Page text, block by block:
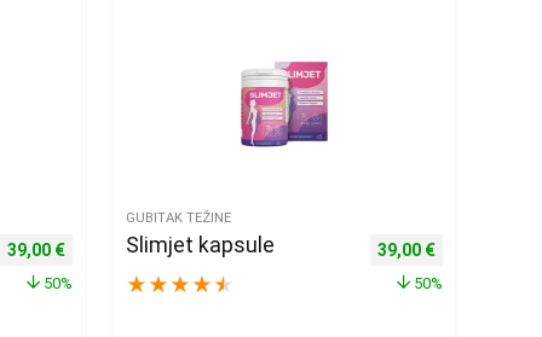
Izvorna cijena bila je: 78,00 €.
39,00 €Trenutna cijena je: 39,00 €.
50%
GUBITAK TEŽINE
Slimjet kapsule
★ ★ ★ ★ ★
Izvorna cijena bila
39,00 €Trenutna
50%